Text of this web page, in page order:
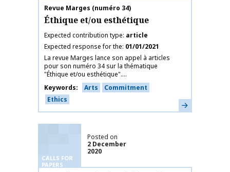
Publication name
Revue Marges (numéro 34)
Éthique et/ou esthétique
Expected contribution type article
Expected response for the 01/01/2021
La revue Marges lance son appel à articles
pour son numéro 34 sur la thématique
"Éthique et/ou esthétique"....
Keywords
Arts
Commitment
Ethics
Learn more
CALLS FOR
PAPERS
Posted on
2 December
2020